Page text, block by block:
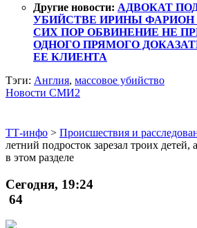
Другие новости: АДВОКАТ
УБИЙСТВЕ ИРИНЫ ФАРИОН
СИХ ПОР ОБВИНЕНИЕ НЕ
ОДНОГО ПРЯМОГО
ЕЕ КЛИЕНТА
Тэги: Англия, массовое убийство
Новости СМИ2
ТТ-инфо > Происшествия и
летний подросток зарезал троих
в этом разделе
Сегодня, 19:24
64